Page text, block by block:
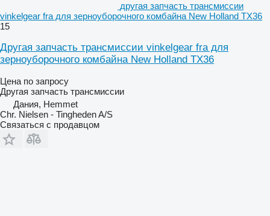
другая запчасть трансмиссии
vinkelgear fra для зерноуборочного комбайна New Holland TX36
15
Другая запчасть трансмиссии vinkelgear fra для
зерноуборочного комбайна New Holland TX36
Цена по запросу
Другая запчасть трансмиссии
Дания, Hemmet
Chr. Nielsen - Tingheden A/S
Связаться с продавцом